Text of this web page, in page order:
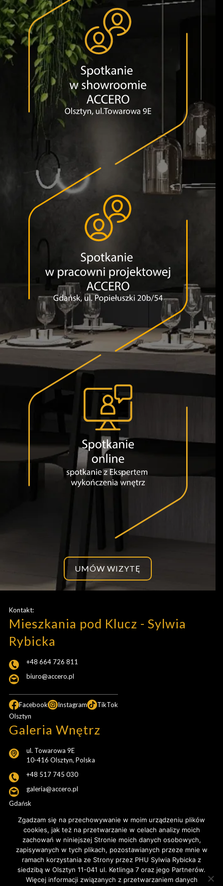
UMÓW WIZYTĘ
Olsztyn
Galeria Wnętrz
ul. Towarowa 9E
10-416 Olsztyn, Polska
+48 517 745 030
galeria@accero.pl
Gdańsk
Pracownia Projektowa
ul. Popiełuszki 20b/54
Gdańsk, Polska
+48 517 745 030
galeria@accero.pl
Kontakt:
Mieszkania pod Klucz - Sylwia
Rybicka
+48 664 726 811
biuro@accero.pl
Facebook Instagram TikTok
Zgadzam się na przechowywanie w moim urządzeniu plików
cookies, jak też na przetwarzanie w celach analizy moich
zachowań w niniejszej Stronie moich danych osobowych,
zapisywanych w tych plikach, pozostawianych przeze mnie w
ramach korzystania ze Strony przez PHU Sylwia Rybicka z
siedzibą w Olsztyn 11-041 ul. Ketlinga 7 oraz jego Partnerów.
Więcej informacji związanych z przetwarzaniem danych